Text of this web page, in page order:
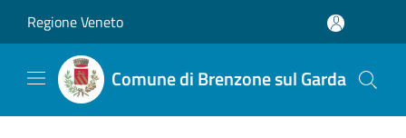
Regione Veneto
Comune di Brenzone sul Garda